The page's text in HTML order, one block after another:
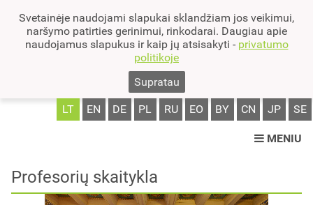
Svetainėje naudojami slapukai sklandžiam jos veikimui,
naršymo patirties gerinimui, rinkodarai. Daugiau apie
naudojamus slapukus ir kaip jų atsisakyti - privatumo
politikoje
Supratau
LT EN DE PL RU EO BY CN JP SE
MENIU
Profesorių skaitykla